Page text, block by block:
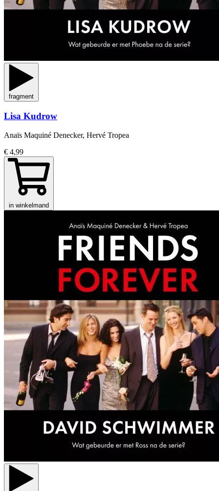
fragment
Lisa Kudrow
Anaïs Maquiné Denecker, Hervé Tropea
€ 4,99
in winkelmand